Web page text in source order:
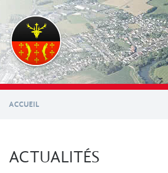
contenu
principal
ACCUEIL
ACTUALITÉS